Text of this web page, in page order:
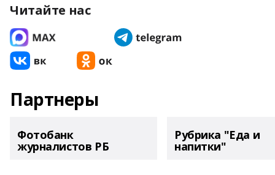
Читайте нас
Партнеры
Фотобанк
журналистов РБ
Рубрика "Еда и
напитки"